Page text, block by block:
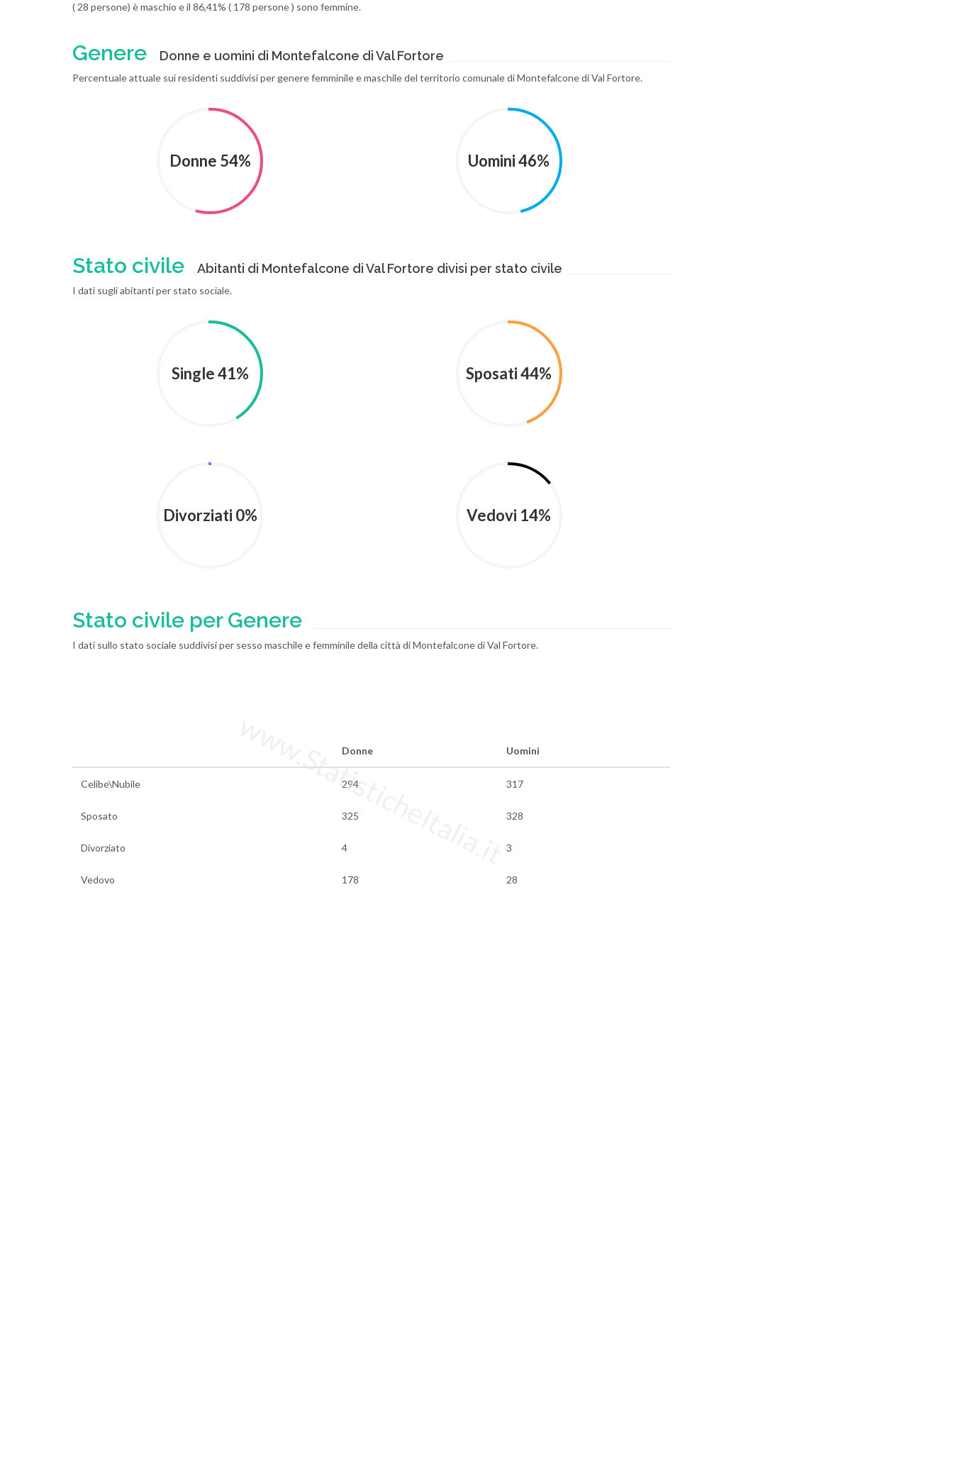
( 28 persone) è maschio e il 86,41% ( 178 persone ) sono femmine.
Genere Donne e uomini di Montefalcone di Val Fortore
Percentuale attuale sui residenti suddivisi per genere femminile e maschile del territorio comunale di Montefalcone di Val Fortore.
Donne 54% Uomini 46%
Stato civile Abitanti di Montefalcone di Val Fortore divisi per stato civile
I dati sugli abitanti per stato sociale.
Single 41% Sposati 44%
Divorziati 0% Vedovi 14%
Stato civile per Genere
I dati sullo stato sociale suddivisi per sesso maschile e femminile della città di Montefalcone di Val Fortore.
Donne Uomini
Celibe\Nubile 294 317
Sposato 325 328
Divorziato 4 3
Vedovo 178 28
www.StatisticheItalia.it